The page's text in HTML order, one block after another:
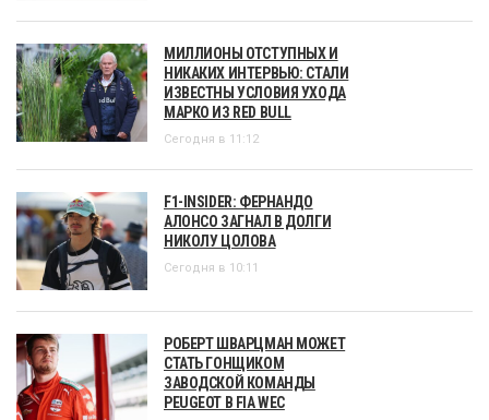
МИЛЛИОНЫ ОТСТУПНЫХ И
НИКАКИХ ИНТЕРВЬЮ: СТАЛИ
ИЗВЕСТНЫ УСЛОВИЯ УХОДА
МАРКО ИЗ RED BULL
Сегодня в 11:12
F1-INSIDER: ФЕРНАНДО
АЛОНСО ЗАГНАЛ В ДОЛГИ
НИКОЛУ ЦОЛОВА
Сегодня в 10:11
РОБЕРТ ШВАРЦМАН МОЖЕТ
СТАТЬ ГОНЩИКОМ
ЗАВОДСКОЙ КОМАНДЫ
PEUGEOT В FIA WEC